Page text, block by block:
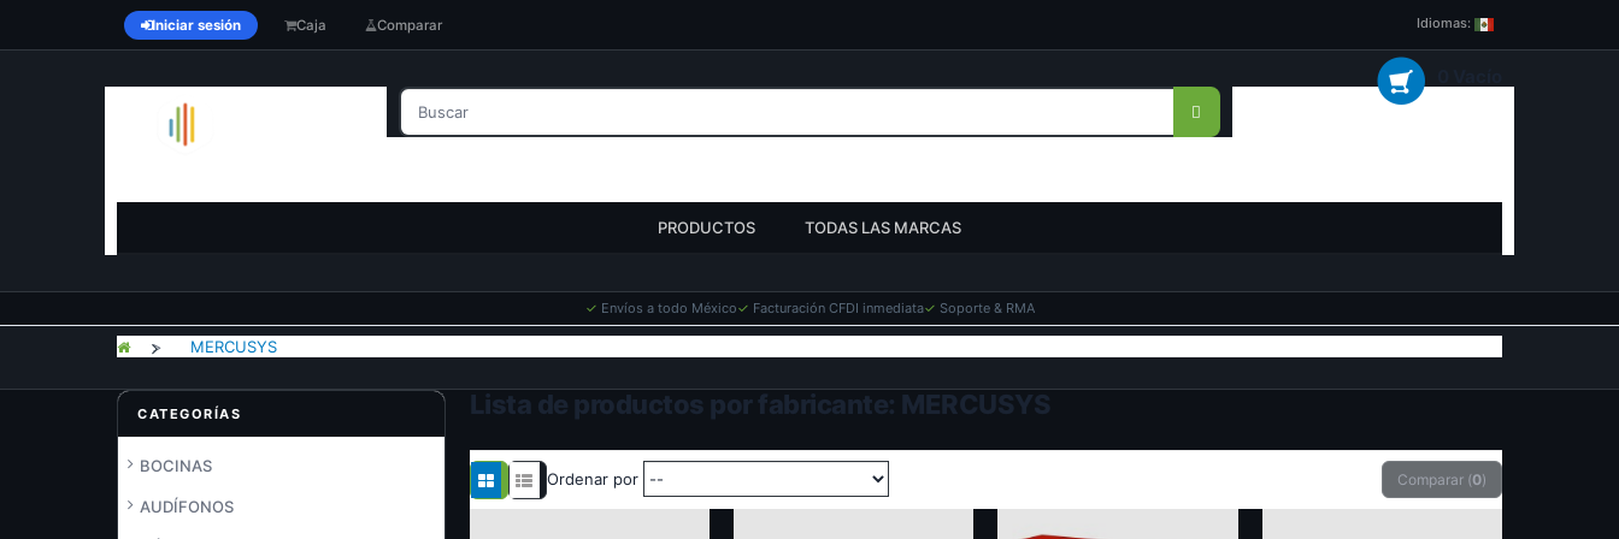
✓ Envíos a todo México✓ Facturación CFDI inmediata✓ Soporte & RMA
Iniciar sesión Caja Comparar Idiomas:
PRODUCTOS TODAS LAS MARCAS
> MERCUSYS
CATEGORÍAS
BOCINAS
AUDÍFONOS
Lista de productos por fabricante: MERCUSYS
Ordenar por Comparar (0)